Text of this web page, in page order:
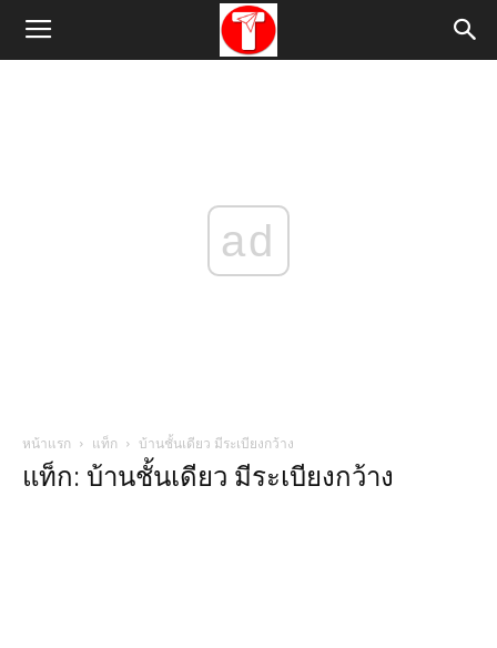
ad
หน้าแรก แท็ก บ้านชั้นเดียว มีระเบียงกว้าง
แท็ก: บ้านชั้นเดียว มีระเบียงกว้าง